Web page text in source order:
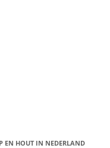
EN HOUT IN NEDERLAND